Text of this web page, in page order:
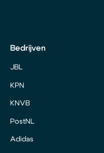
Bedrijven
JBL
KPN
KNVB
PostNL
Adidas